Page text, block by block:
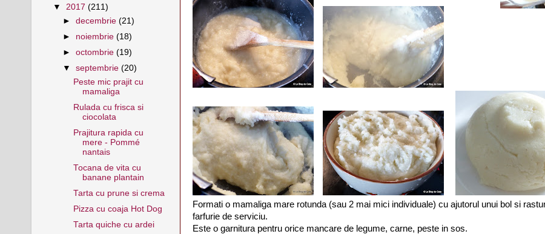
Formati o mamaliga mare rotunda (sau 2 mai mici individuale) cu ajutorul unui bol si
farfurie de serviciu.
Este o garnitura pentru orice mancare de legume, carne, peste in sos.
▼ 2017 (211)
►decembrie(21)
► noiembrie(18)
►octombrie(19)
▼septembrie(20)
Peste mic prajit cu
mamaliga
Rulada cu frisca si
ciocolata
Prajitura rapida cu
mere - Pommé
nantais
Tocana de vita cu
banane plantain
Tarta cu prune si crema
Pizza cu coaja Hot Dog
Tarta quiche cu ardei